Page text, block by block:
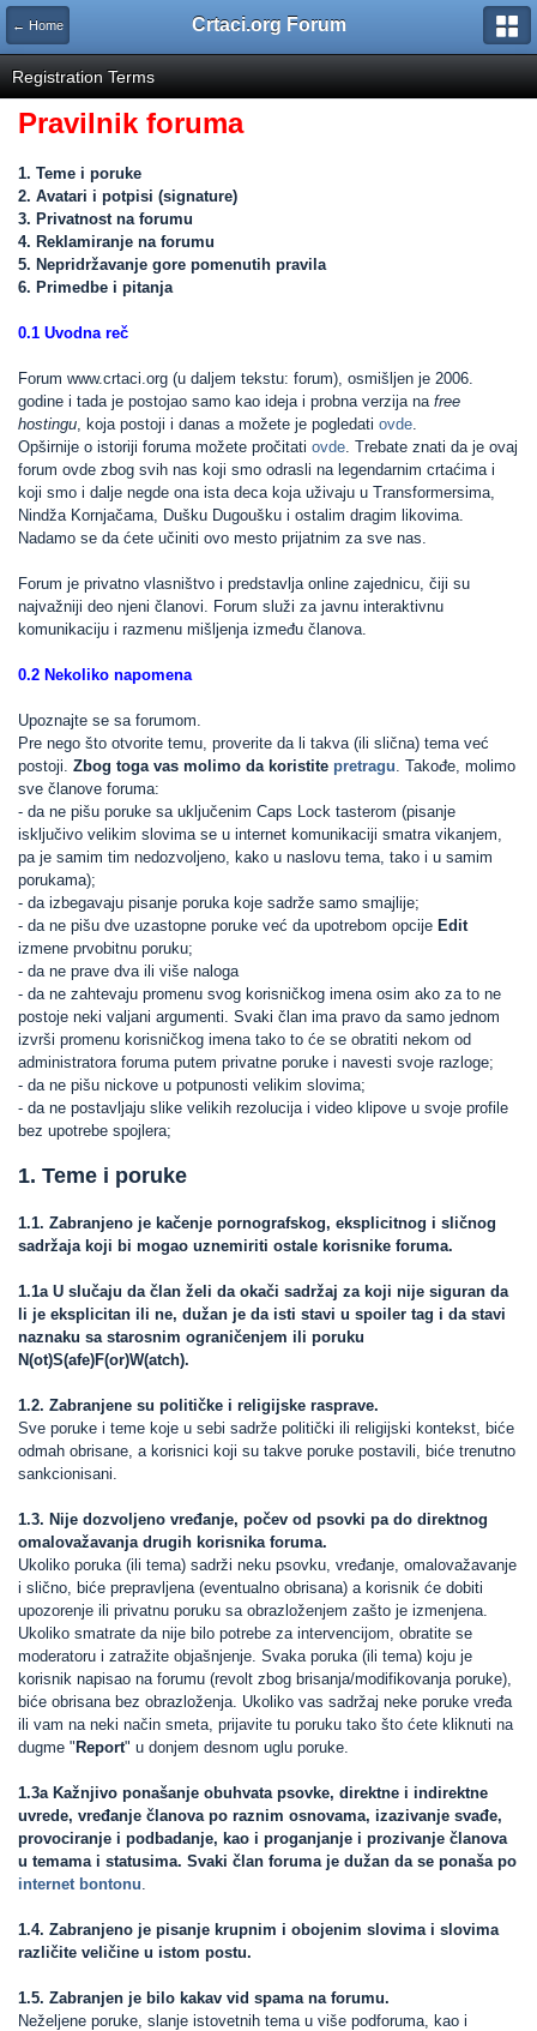
← Home Crtaci.org Forum
Registration Terms
Pravilnik foruma
1. Teme i poruke
2. Avatari i potpisi (signature)
3. Privatnost na forumu
4. Reklamiranje na forumu
5. Nepridržavanje gore pomenutih pravila
6. Primedbe i pitanja
0.1 Uvodna reč
Forum www.crtaci.org (u daljem tekstu: forum), osmišljen je 2006.
godine i tada je postojao samo kao ideja i probna verzija na free
hostingu, koja postoji i danas a možete je pogledati ovde.
Opširnije o istoriji foruma možete pročitati ovde. Trebate znati da je ovaj
forum ovde zbog svih nas koji smo odrasli na legendarnim crtaćima i
koji smo i dalje negde ona ista deca koja uživaju u Transformersima,
Nindža Kornjačama, Dušku Dugoušku i ostalim dragim likovima.
Nadamo se da ćete učiniti ovo mesto prijatnim za sve nas.
Forum je privatno vlasništvo i predstavlja online zajednicu, čiji su
najvažniji deo njeni članovi. Forum služi za javnu interaktivnu
komunikaciju i razmenu mišljenja između članova.
0.2 Nekoliko napomena
Upoznajte se sa forumom.
Pre nego što otvorite temu, proverite da li takva (ili slična) tema već
postoji. Zbog toga vas molimo da koristite pretragu. Takođe, molimo
sve članove foruma:
- da ne pišu poruke sa uključenim Caps Lock tasterom (pisanje
isključivo velikim slovima se u internet komunikaciji smatra vikanjem,
pa je samim tim nedozvoljeno, kako u naslovu tema, tako i u samim
porukama);
- da izbegavaju pisanje poruka koje sadrže samo smajlije;
- da ne pišu dve uzastopne poruke već da upotrebom opcije Edit
izmene prvobitnu poruku;
- da ne prave dva ili više naloga
- da ne zahtevaju promenu svog korisničkog imena osim ako za to ne
postoje neki valjani argumenti. Svaki član ima pravo da samo jednom
izvrši promenu korisničkog imena tako to će se obratiti nekom od
administratora foruma putem privatne poruke i navesti svoje razloge;
- da ne pišu nickove u potpunosti velikim slovima;
- da ne postavljaju slike velikih rezolucija i video klipove u svoje profile
bez upotrebe spojlera;
1. Teme i poruke
1.1. Zabranjeno je kačenje pornografskog, eksplicitnog i sličnog
sadržaja koji bi mogao uznemiriti ostale korisnike foruma.
1.1a U slučaju da član želi da okači sadržaj za koji nije siguran da
li je eksplicitan ili ne, dužan je da isti stavi u spoiler tag i da stavi
naznaku sa starosnim ograničenjem ili poruku
N(ot)S(afe)F(or)W(atch).
1.2. Zabranjene su političke i religijske rasprave.
Sve poruke i teme koje u sebi sadrže politički ili religijski kontekst, biće
odmah obrisane, a korisnici koji su takve poruke postavili, biće trenutno
sankcionisani.
1.3. Nije dozvoljeno vređanje, počev od psovki pa do direktnog
omalovažavanja drugih korisnika foruma.
Ukoliko poruka (ili tema) sadrži neku psovku, vređanje, omalovažavanje
i slično, biće prepravljena (eventualno obrisana) a korisnik će dobiti
upozorenje ili privatnu poruku sa obrazloženjem zašto je izmenjena.
Ukoliko smatrate da nije bilo potrebe za intervencijom, obratite se
moderatoru i zatražite objašnjenje. Svaka poruka (ili tema) koju je
korisnik napisao na forumu (revolt zbog brisanja/modifikovanja poruke),
biće obrisana bez obrazloženja. Ukoliko vas sadržaj neke poruke vređa
ili vam na neki način smeta, prijavite tu poruku tako što ćete kliknuti na
dugme " Report" u donjem desnom uglu poruke.
1.3a Kažnjivo ponašanje obuhvata psovke, direktne i indirektne
uvrede, vređanje članova po raznim osnovama, izazivanje svađe,
provociranje i podbadanje, kao i proganjanje i prozivanje članova
u temama i statusima. Svaki član foruma je dužan da se ponaša po
internet bontonu.
1.4. Zabranjeno je pisanje krupnim i obojenim slovima i slovima
različite veličine u istom postu.
1.5. Zabranjen je bilo kakav vid spama na forumu.
Neželjene poruke, slanje istovetnih tema u više podforuma, kao i